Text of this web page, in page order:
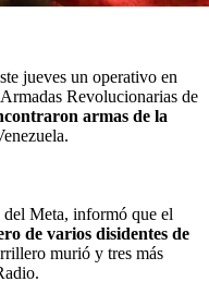
jueves un operativo en
Revolucionarias de
armas de la
Meta, informó que el
de varios disidentes de
murió y tres más